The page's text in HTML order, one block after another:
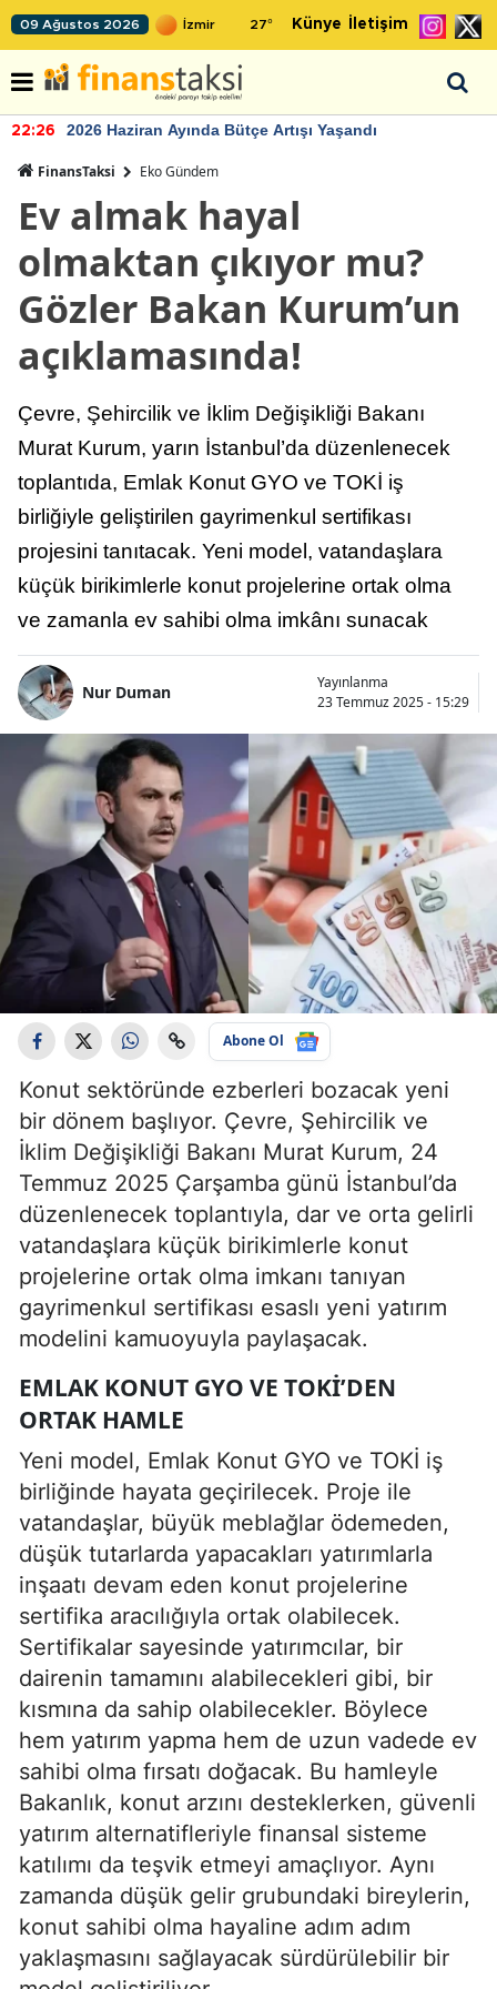
09 Ağustos 2026 27° Künye İletişim
22:26 2026 Haziran Ayında Bütçe Artışı Yaşandı
FinansTaksi Eko Gündem
Ev almak hayal
olmaktan çıkıyor mu?
Gözler Bakan Kurum’un
açıklamasında!
Çevre, Şehircilik ve İklim Değişikliği Bakanı
Murat Kurum, yarın İstanbul’da düzenlenecek
toplantıda, Emlak Konut GYO ve TOKİ iş
birliğiyle geliştirilen gayrimenkul sertifikası
projesini tanıtacak. Yeni model, vatandaşlara
küçük birikimlerle konut projelerine ortak olma
ve zamanla ev sahibi olma imkânı sunacak
Nur Duman
Yayınlanma
23 Temmuz 2025 - 15:29
Abone Ol
Konut sektöründe ezberleri bozacak yeni
bir dönem başlıyor. Çevre, Şehircilik ve
İklim Değişikliği Bakanı Murat Kurum, 24
Temmuz 2025 Çarşamba günü İstanbul’da
düzenlenecek toplantıyla, dar ve orta gelirli
vatandaşlara küçük birikimlerle konut
projelerine ortak olma imkanı tanıyan
gayrimenkul sertifikası esaslı yeni yatırım
modelini kamuoyuyla paylaşacak.
EMLAK KONUT GYO VE TOKİ’DEN
ORTAK HAMLE
Yeni model, Emlak Konut GYO ve TOKİ iş
birliğinde hayata geçirilecek. Proje ile
vatandaşlar, büyük meblağlar ödemeden,
düşük tutarlarda yapacakları yatırımlarla
inşaatı devam eden konut projelerine
sertifika aracılığıyla ortak olabilecek.
Sertifikalar sayesinde yatırımcılar, bir
dairenin tamamını alabilecekleri gibi, bir
kısmına da sahip olabilecekler. Böylece
hem yatırım yapma hem de uzun vadede ev
sahibi olma fırsatı doğacak. Bu hamleyle
Bakanlık, konut arzını desteklerken, güvenli
yatırım alternatifleriyle finansal sisteme
katılımı da teşvik etmeyi amaçlıyor. Aynı
zamanda düşük gelir grubundaki bireylerin,
konut sahibi olma hayaline adım adım
yaklaşmasını sağlayacak sürdürülebilir bir